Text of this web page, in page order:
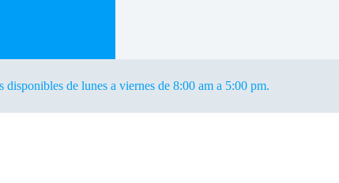
disponibles de lunes a viernes de 8:00 am a 5:00 pm.